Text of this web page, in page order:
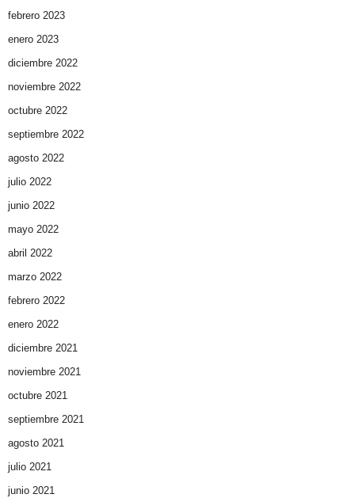
febrero 2023
enero 2023
diciembre 2022
noviembre 2022
octubre 2022
septiembre 2022
agosto 2022
julio 2022
junio 2022
mayo 2022
abril 2022
marzo 2022
febrero 2022
enero 2022
diciembre 2021
noviembre 2021
octubre 2021
septiembre 2021
agosto 2021
julio 2021
junio 2021